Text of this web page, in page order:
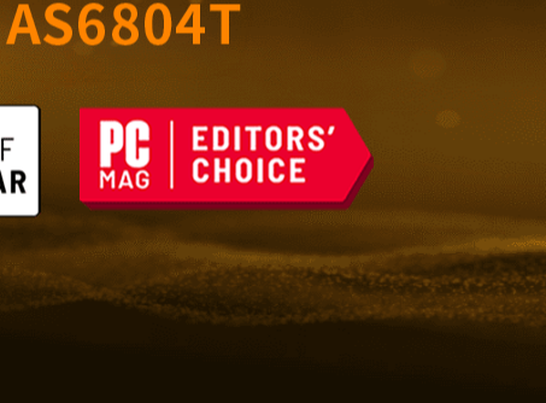
Güvenilir Depolama
Savunma